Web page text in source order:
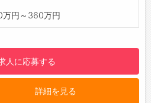
、塗装などのガテン系経験者も歓
中心で、天候に左右されません♪
境で長く働けます！
アパート借り上げ制度あり◎
万円～360万円
人に応募する
詳細を見る